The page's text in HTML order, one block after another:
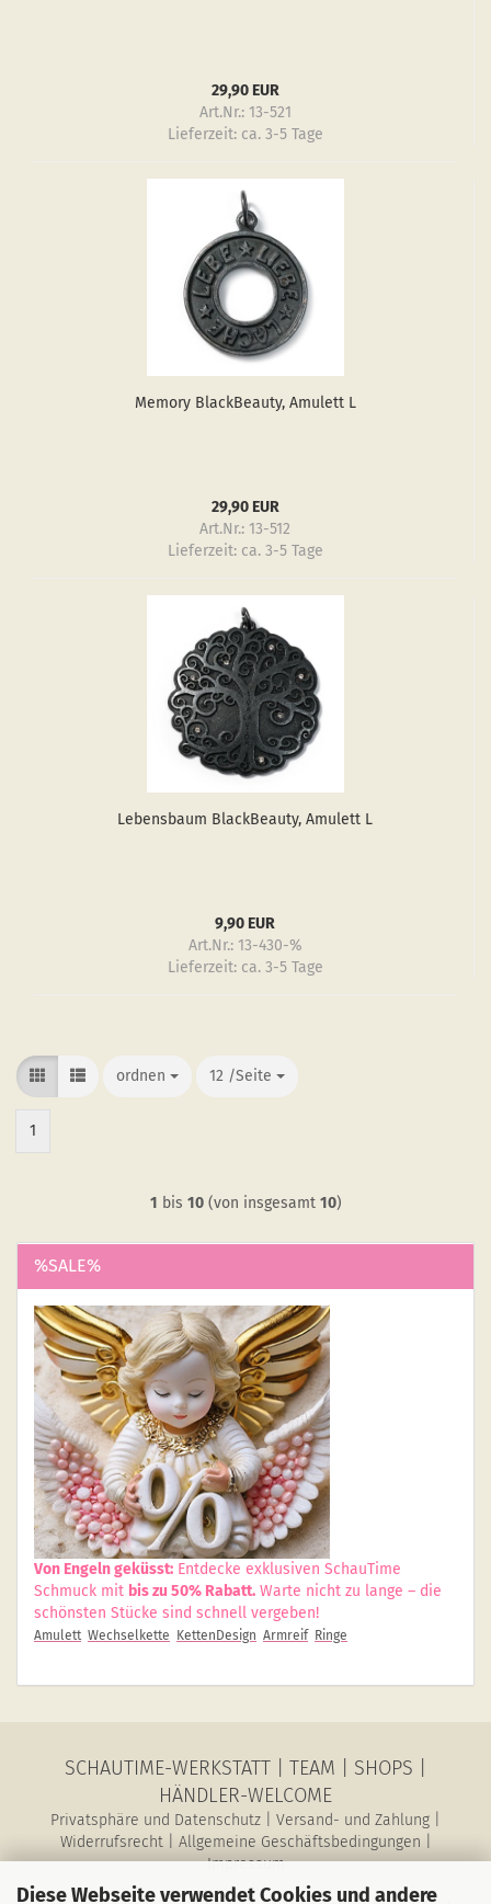
Diese Webseite verwendet Cookies und andere
29,90 EUR
Art.Nr.: 13-521
Lieferzeit: ca. 3-5 Tage
Me­mo­ry Black­Be­au­ty, Amu­lett L
29,90 EUR
Art.Nr.: 13-512
Lieferzeit: ca. 3-5 Tage
Le­bens­baum Black­Be­au­ty, Amu­lett L
9,90 EUR
Art.Nr.: 13-430-%
Lieferzeit: ca. 3-5 Tage
ordnen
ordnen 12 /Seite
/Seite
1
1 bis 10(von insgesamt 10)
%SALE%
Von Engeln geküsst: Entdecke exklusiven SchauTime
Schmuck mit bis zu 50% Rabatt. Warte nicht zu lange – die
schönsten Stücke sind schnell vergeben!
Amulett Wechselkette KettenDesign Armreif Ringe
SCHAUTIME-WERKSTATT TEAM SHOPS
HÄNDLER-WELCOME
Privatsphäre und Datenschutz Versand- und Zahlung
Widerrufsrecht| Allgemeine Geschäftsbedingungen
Impressum